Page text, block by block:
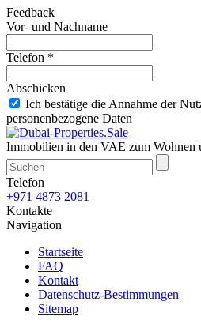
Feedback
Vor- und Nachname
Telefon *
Abschicken
Ich bestätige die Annahme der
personenbezogene Daten
Immobilien in den VAE zum Wohnen
Telefon
+971 4873 2081
Kontakte
Navigation
Startseite
FAQ
Kontakt
Datenschutz-Bestimmungen
Sitemap